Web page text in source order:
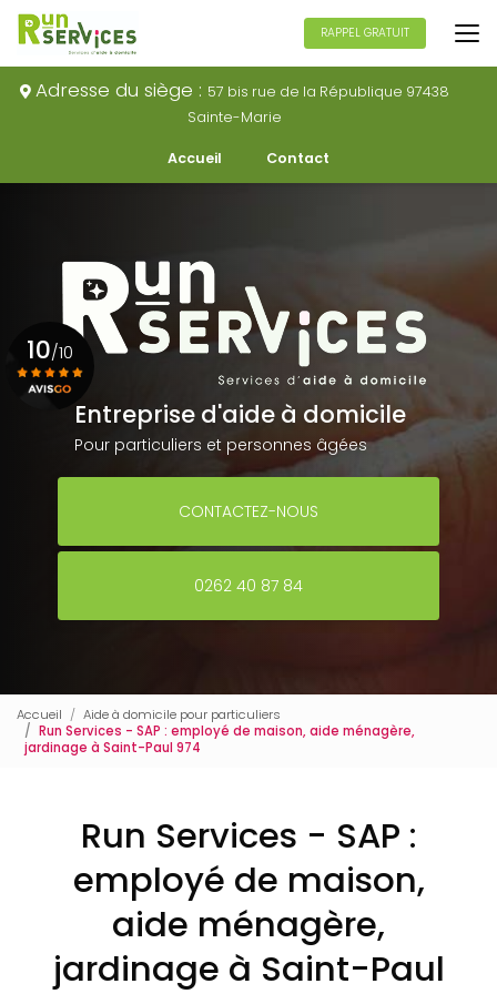
Aller
au
principal
Adresse du siège : 57 bis rue de la République 97438
Sainte-Marie
Accueil Contact
RAPPEL GRATUIT
Entreprise d'aide à domicile
Pour particuliers et personnes âgées
CONTACTEZ-NOUS
0262 40 87 84
10/10
Voir le certificat
Accueil
Aide à domicile pour particuliers
Run Services - SAP : employé de maison, aide ménagère,
jardinage à Saint-Paul 974
Run Services - SAP :
employé de maison,
aide ménagère,
jardinage à Saint-Paul